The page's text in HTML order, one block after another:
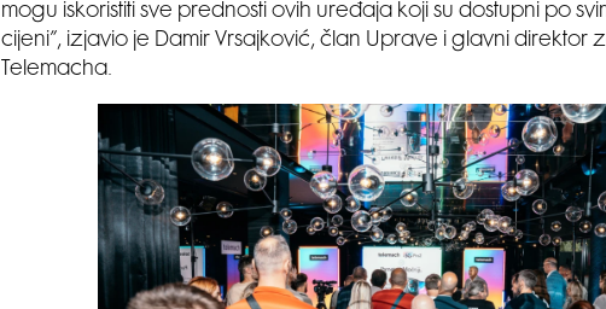
mogu iskoristiti sve prednosti ovih uređaja koji su dostupni po
cijeni”, izjavio je Damir Vrsajković, član Uprave i glavni
Telemacha.